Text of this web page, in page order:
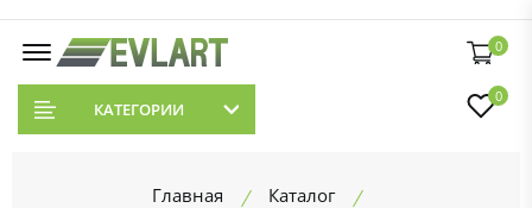
0
КАТЕГОРИИ
0
Главная
Каталог